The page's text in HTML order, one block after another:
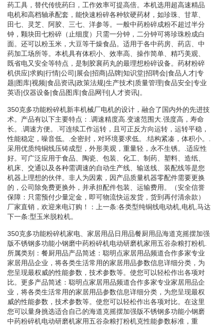
药工具，替代传统药臼，工作效率可提高倍。本机选用超高速精品
电机和高档轴承配套，能快速粉碎各种软硬药材，如珍珠、甘草、
田七、灵芝、阿胶、三七、洋参等。一般中药粉碎成粉不超过半分
钟，颗块田七粉碎（止细度）只需一分钟，二分钟可将珍珠粉成白
面。还可以粉玉米，大豆等干燥食品。适用于各中药房、药店、中
药加工场所等。本机具有体积小、效率高、操作简单、精巧美观、
既省电又安全等特点，是制胶襄药丸的最理想粉碎设备。药材粉碎
机供应|求购|行情|公司|展会|招商|品牌|知识堂|招聘会|食品人才|专
题|图库|视频|食品资讯|政策法规|生产技术|质量管理|食品安全|专业
英语|仪器设备|食品图库|食品网刊|人才资讯|。
350克多功能粉碎机新丰机械厂电机的设计，融合了国内外的先进技
术。产品有以下主要特点：.调速精度高.变速范围大.强度高，寿命
长。.调速方便。.可连续工作运转，且可正反方向运转，运转平稳，
性能稳定，噪音低。.全密封，对环境要求低。.结构紧凑，体积小。.
采用优质纯铜线压铸成型，外形美观，重量轻，永不生锈。.适应性
好。可广泛应用于食品、陶瓷、包装、化工、制药、塑料、造纸、
机床、交通以及各种需调速的自动生产线、输送线、装配线等是您
机器上理想的伙伴。非人为因素，因产品质量机器零配件需要更换
的，公司除免费更换外，并承担配件包装、运输费用。（安全信誉
保障：只需预付少量定金，即可物流快运发货，货到再付清余款）
厂家直销，欢迎来电订购！：上一条:各类型纯铜线电动机,电机,马达
下一条:型玉米脱粒机。
350克多功能粉碎机家电、家居用品日用品餐厨用品海道克摇摆加强
版不锈钢多功能小钢磨中药粉碎机电动研磨机家用五谷杂粮打粉机.
所属类别：餐厨用品产品简述：聪明点家居用品频道合作多家专业
家居用品企业，将各类生活常用的家居用品参数信息详细分类，为
您呈现最权威的性能参数，技术参数等。使您可以轻松作出各项对
比。更多产品简述：聪明点家居用品频道合作多家专业家居用品企
业，将各类生活常用的家居用品参数信息详细分类，为您呈现最权
威的性能参数，技术参数等。使您可以轻松作出各项对比。在这里
您可以量身挑选适合自己的海道克摇摆加强版不锈钢多功能小钢磨
中药粉碎机电动研磨机家用五谷杂粮打粉机克性能参数标准，重